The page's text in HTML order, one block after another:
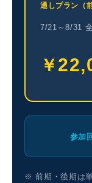
通しプラン（
7/21～8/31
￥
参加
※ 前期・後期は